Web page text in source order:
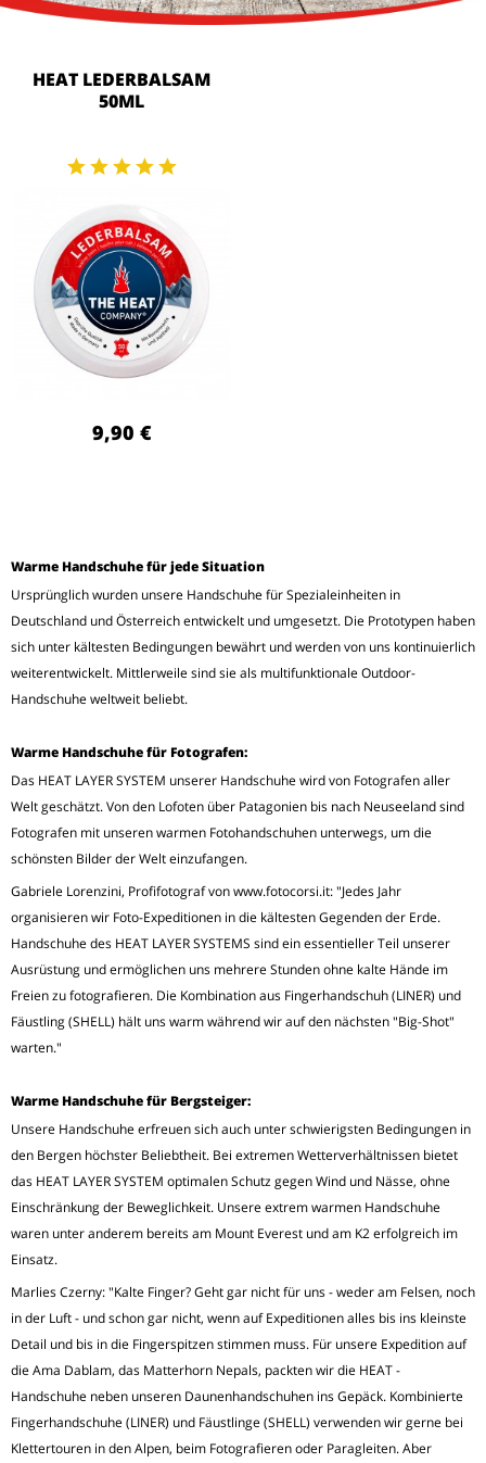
HEAT LEDERBALSAM
50ML
9,90 €
Warme Handschuhe für jede Situation
Ursprünglich wurden unsere Handschuhe für Spezialeinheiten in
Deutschland und Österreich entwickelt und umgesetzt. Die Prototypen haben
sich unter kältesten Bedingungen bewährt und werden von uns kontinuierlich
weiterentwickelt. Mittlerweile sind sie als multifunktionale Outdoor-
Handschuhe weltweit beliebt.
Warme Handschuhe für Fotografen:
Das HEAT LAYER SYSTEM unserer Handschuhe wird von Fotografen aller
Welt geschätzt. Von den Lofoten über Patagonien bis nach Neuseeland sind
Fotografen mit unseren warmen Fotohandschuhen unterwegs, um die
schönsten Bilder der Welt einzufangen.
Gabriele Lorenzini, Profifotograf von www.fotocorsi.it: "Jedes Jahr
organisieren wir Foto-Expeditionen in die kältesten Gegenden der Erde.
Handschuhe des HEAT LAYER SYSTEMS sind ein essentieller Teil unserer
Ausrüstung und ermöglichen uns mehrere Stunden ohne kalte Hände im
Freien zu fotografieren. Die Kombination aus Fingerhandschuh (LINER) und
Fäustling (SHELL) hält uns warm während wir auf den nächsten "Big-Shot"
warten."
Warme Handschuhe für Bergsteiger:
Unsere Handschuhe erfreuen sich auch unter schwierigsten Bedingungen in
den Bergen höchster Beliebtheit. Bei extremen Wetterverhältnissen bietet
das HEAT LAYER SYSTEM optimalen Schutz gegen Wind und Nässe, ohne
Einschränkung der Beweglichkeit. Unsere extrem warmen Handschuhe
waren unter anderem bereits am Mount Everest und am K2 erfolgreich im
Einsatz.
Marlies Czerny: "Kalte Finger? Geht gar nicht für uns - weder am Felsen, noch
in der Luft - und schon gar nicht, wenn auf Expeditionen alles bis ins kleinste
Detail und bis in die Fingerspitzen stimmen muss. Für unsere Expedition auf
die Ama Dablam, das Matterhorn Nepals, packten wir die HEAT -
Handschuhe neben unseren Daunenhandschuhen ins Gepäck. Kombinierte
Fingerhandschuhe (LINER) und Fäustlinge (SHELL) verwenden wir gerne bei
Klettertouren in den Alpen, beim Fotografieren oder Paragleiten. Aber